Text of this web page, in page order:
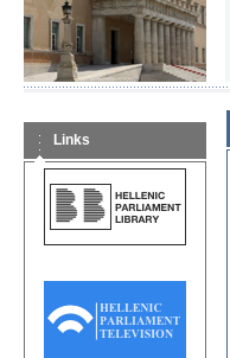
Links